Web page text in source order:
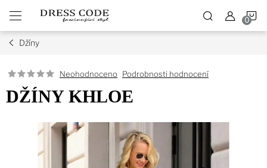
obsah
Džíny
Neohodnoceno Podrobnosti hodnocení
DŽÍNY KHLOE